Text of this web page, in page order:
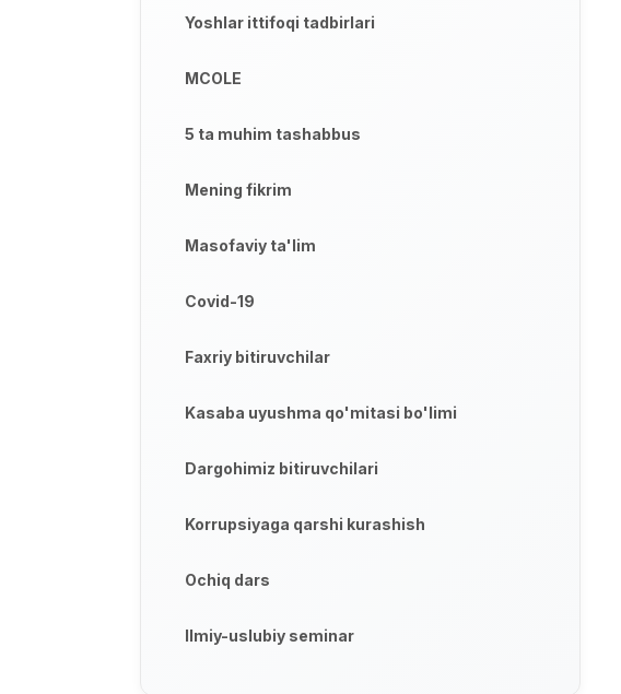
Yoshlar ittifoqi tadbirlari
MCOLE
5 ta muhim tashabbus
Mening fikrim
Masofaviy ta'lim
Covid-19
Faxriy bitiruvchilar
Kasaba uyushma qo'mitasi bo'limi
Dargohimiz bitiruvchilari
Korrupsiyaga qarshi kurashish
Ochiq dars
Ilmiy-uslubiy seminar